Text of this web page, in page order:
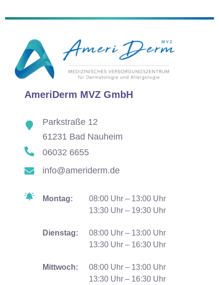
AmeriDerm MVZ GmbH
Parkstraße 12
61231 Bad Nauheim
06032 6655
info@ameriderm.de
Montag:
08:00 Uhr – 13:00 Uhr
13:30 Uhr – 19:30 Uhr
Dienstag:
08:00 Uhr – 13:00 Uhr
13:30 Uhr – 16:30 Uhr
Mittwoch:
08:00 Uhr – 13:00 Uhr
13:30 Uhr – 16:30 Uhr